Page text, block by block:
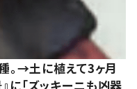
。→土に植えて3ヶ月
「ズッキーニも凶器